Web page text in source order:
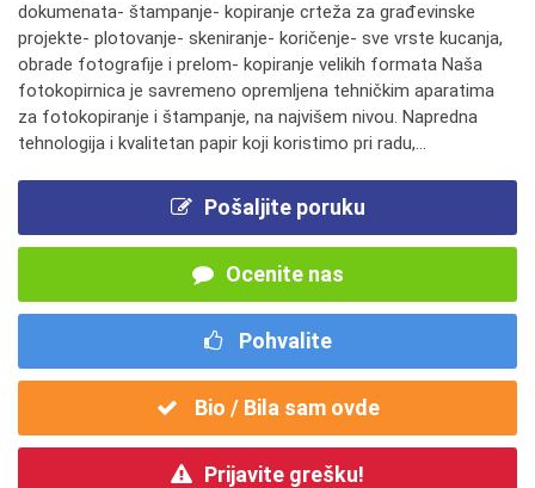
dokumenata- štampanje- kopiranje crteža za građevinske
projekte- plotovanje- skeniranje- koričenje- sve vrste kucanja,
obrade fotografije i prelom- kopiranje velikih formata Naša
fotokopirnica je savremeno opremljena tehničkim aparatima
za fotokopiranje i štampanje, na najvišem nivou. Napredna
tehnologija i kvalitetan papir koji koristimo pri radu,...
Pošaljite poruku
Ocenite nas
Pohvalite
Bio / Bila sam ovde
Prijavite grešku!